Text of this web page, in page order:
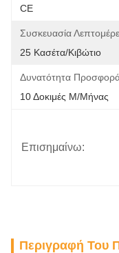
CE
Συσκευασία
25 Κασέτα/κιβώτιο
Δυνατότητα
10 Δοκιμές Μ/μήνας
Επισημαίνω:
Περιγραφή Του